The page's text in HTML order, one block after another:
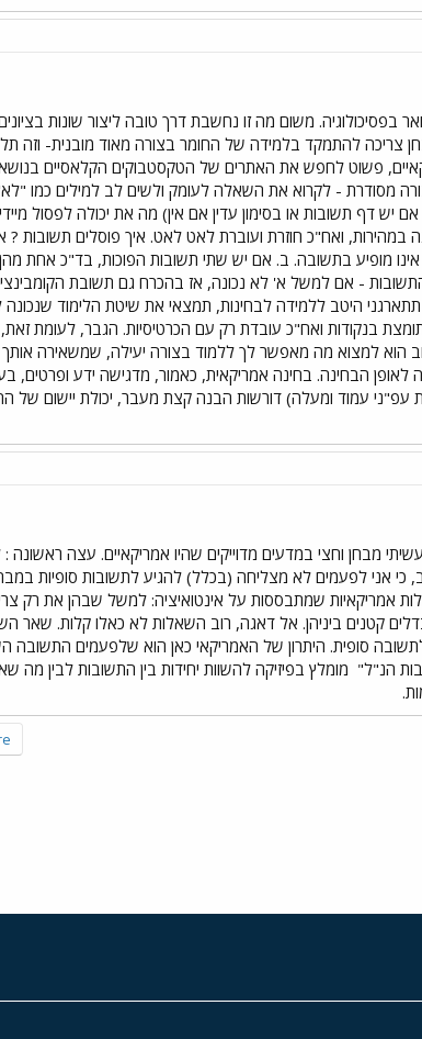
בפסיכולוגיה. משום מה זו נחשבת דרך טובה ליצור שונות
צריכה להתמקד בלמידה של החומר בצורה מאוד מובנית- וזה
פשוט לחפש את האתרים של הטקסטבוקים הקלאסיים
מסודרת - לקרוא את השאלה לעומק ולשים לב למילים כמו
דף תשובות או בסימון עדין אם אין) מה את יכולה לפסול
ואח"כ חוזרת ועוברת לאט לאט. איך פוסלים תשובות ?
אינו מופיע בתשובה. ב. אם יש שתי תשובות הפוכות, בד"כ אחת
- אם למשל א' לא נכונה, אז בהכרח גם תשובת
היטב ללמידה לבחינות, תמצאי את שיטת הלימוד שנכונה
בנקודות ואח"כ עובדת רק עם הכרטיסיות. הגבר, לעומת
הוא למצוא מה מאפשר לך ללמוד בצורה יעילה, שמשאירה אותך
הבחינה. בחינה אמריקאית, כאמור, מדגישה ידע ופרטים,
עמוד ומעלה) דורשות הבנה קצת מעבר, יכולת יישום של
מבחן וחצי במדעים מדוייקים שהיו אמריקאיים. עצה
אני לפעמים לא מצליחה (בכלל) להגיע לתשובות סופיות
אמריקאיות שמתבססות על אינטואיציה: למשל שבהן את רק
קטנים ביניהן. אל דאגה, רוב השאלות לא כאלו קלות. שאר
סופית. היתרון של האמריקאי כאן הוא שלפעמים התשובה
הנ"ל" מומלץ בפיזיקה להשוות יחידות בין התשובות לבין